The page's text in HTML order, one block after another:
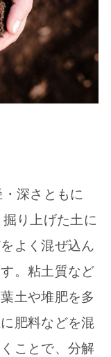
深さともに
り上げた土に
よく混ぜ込ん
。粘土質など
土や堆肥を多
肥料などを混
ことで、分解